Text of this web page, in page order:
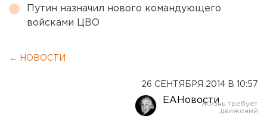
Путин назначил нового командующего
войсками ЦВО
← НОВОСТИ
26 СЕНТЯБРЯ 2014 В 10:57
ЕАНовости